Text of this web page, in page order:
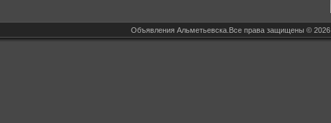
Объявления Альметьевска.Все права защищены © 2026